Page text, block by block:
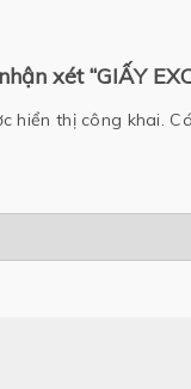
xét “GIẤY
hiển thị công khai.